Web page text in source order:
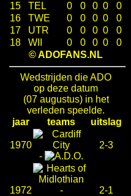
15
TEL 0 0 0 0
0
16
TWE 0 0 0 0
0
17
UTR 0 0 0 0
0
18
WII 0 0 0 0
0
© ADOFANS.NL
Wedstrijden die ADO
op deze datum
(07 augustus) in het
verleden speelde.
jaar
teams uitslag
1970
-
2-3
1972 - 2-1